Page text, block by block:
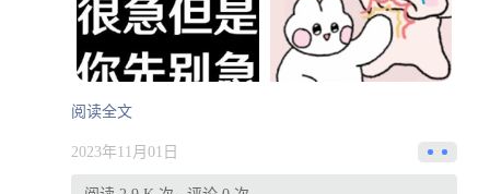
阅读全文
2023年11月01日